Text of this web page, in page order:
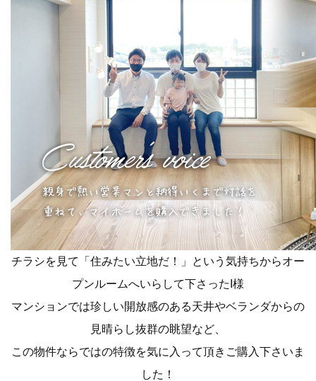
チラシを見て「住みたい立地だ！」という気持ちからオー
プンルームへいらして下さったI様
マンションでは珍しい開放感のある天井やベランダからの
見晴らし抜群の眺望など、
この物件ならではの特徴を気に入って頂きご購入下さいま
した！